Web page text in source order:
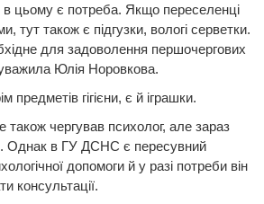
в цьому є потреба. Якщо переселенці
тут також є підгузки, вологі серветки.
для задоволення першочергових
Юлія Норовкова.
предметів гігієни, є й іграшки.
також чергував психолог, але зараз
Однак в ГУ ДСНС є пересувний
допомоги й у разі потреби він
консультації.